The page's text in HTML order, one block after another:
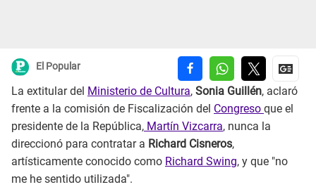
El Popular
La extitular del Ministerio de Cultura, Sonia Guillén, aclaró
frente a la comisión de Fiscalización del Congreso que el
presidente de la República, Martín Vizcarra, nunca la
direccionó para contratar a Richard Cisneros,
artísticamente conocido como Richard Swing, y que "no
me he sentido utilizada".